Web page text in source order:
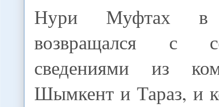
Нури Муфтах в
возвращался с
сведениями из
Шымкент и Тараз, и